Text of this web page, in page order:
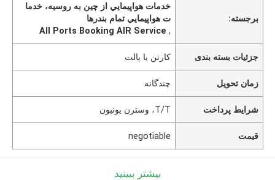
برجسته:
خدمات هواپيمايي از چين به روسيه، خدما
ت هواپيمايي تمام بندرها
,
All Ports Booking AIR Service
جزئیات بسته بندی کارتن یا پالت
زمان تحویل چندگانه
شرایط پرداخت T/T، وسترن یونیون
قیمت negotiable
بیشتر ببینید